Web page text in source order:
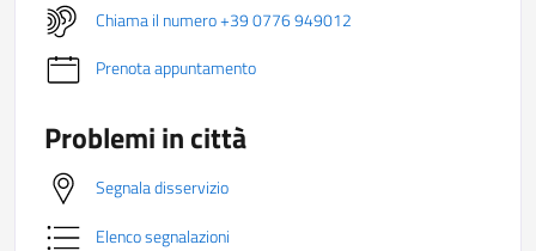
Chiama il numero +39 0776 949012
Prenota appuntamento
Problemi in città
Segnala disservizio
Elenco segnalazioni